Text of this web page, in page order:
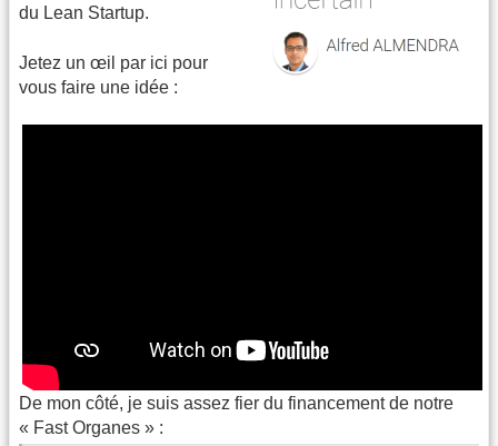
du Lean Startup.
Jetez un œil par ici pour
vous faire une idée :
De mon côté, je suis assez fier du financement de notre
« Fast Organes » :